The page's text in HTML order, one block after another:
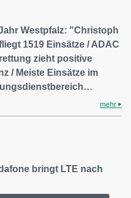
Westpfalz: "Christoph
1519 Einsätze / ADAC
zieht positive
/ Meiste Einsätze im
mehr
bringt LTE nach